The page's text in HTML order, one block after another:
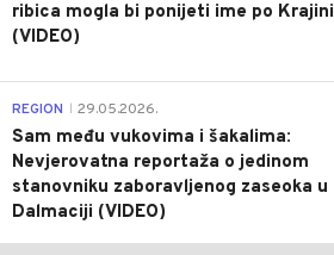
ribica mogla bi ponijeti ime po Krajini
(VIDEO)
REGION 29.05.2026.
Sam među vukovima i šakalima:
Nevjerovatna reportaža o jedinom
stanovniku zaboravljenog zaseoka u
Dalmaciji (VIDEO)